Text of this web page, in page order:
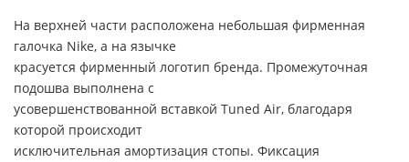
На верхней части расположена небольшая фирменная
галочка Nike, а на язычке
красуется фирменный логотип бренда. Промежуточная
подошва выполнена с
усовершенствованной вставкой Tuned Air, благодаря
которой происходит
исключительная амортизация стопы. Фиксация